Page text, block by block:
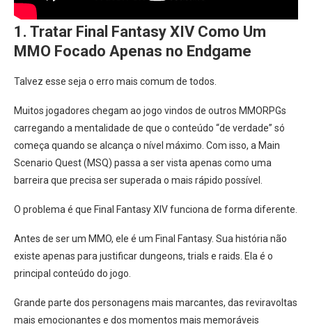
1. Tratar Final Fantasy XIV Como Um
MMO Focado Apenas no Endgame
Talvez esse seja o erro mais comum de todos.
Muitos jogadores chegam ao jogo vindos de outros MMORPGs
carregando a mentalidade de que o conteúdo “de verdade” só
começa quando se alcança o nível máximo. Com isso, a Main
Scenario Quest (MSQ) passa a ser vista apenas como uma
barreira que precisa ser superada o mais rápido possível.
O problema é que Final Fantasy XIV funciona de forma diferente.
Antes de ser um MMO, ele é um Final Fantasy. Sua história não
existe apenas para justificar dungeons, trials e raids. Ela é o
principal conteúdo do jogo.
Grande parte dos personagens mais marcantes, das reviravoltas
mais emocionantes e dos momentos mais memoráveis